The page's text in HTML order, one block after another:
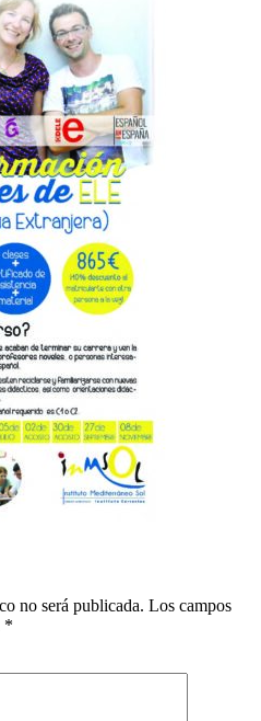
no será publicada. Los campos
*